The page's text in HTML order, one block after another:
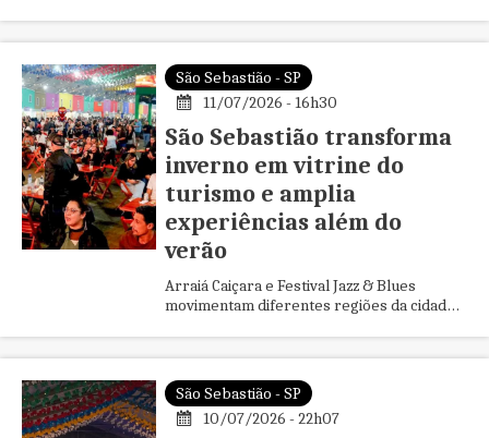
região.
São Sebastião - SP
11/07/2026 - 16h30
São Sebastião transforma
inverno em vitrine do
turismo e amplia
experiências além do
verão
Arraiá Caiçara e Festival Jazz & Blues
movimentam diferentes regiões da cidade
São Sebastião - SP
10/07/2026 - 22h07